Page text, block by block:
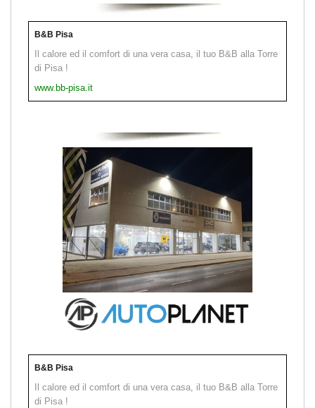
B&B Pisa
Il calore ed il comfort di una vera casa, il tuo B&B alla Torre
di Pisa !
www.bb-pisa.it
B&B Pisa
Il calore ed il comfort di una vera casa, il tuo B&B alla Torre
di Pisa !